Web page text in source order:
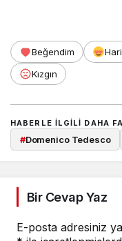
Beğendim
Kızgın
HABERLE ILGILI DAHA
#Domenico Tedesco
Bir Cevap Yaz
E-posta adresiniz